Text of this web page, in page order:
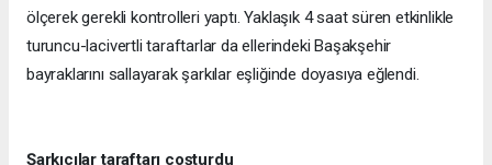
ölçerek gerekli kontrolleri yaptı. Yaklaşık 4 saat süren etkinlikle
turuncu-lacivertli taraftarlar da ellerindeki Başakşehir
bayraklarını sallayarak şarkılar eşliğinde doyasıya eğlendi.
Şarkıcılar taraftarı coşturdu